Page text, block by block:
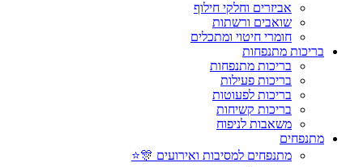
אביזרים וחלקי חילוף
שואבים ורשתות
חומרי חיטוי ומתכלים
בריכות מתנפחות
בריכות מתנפחות
בריכות פעילות
בריכות לפעוטות
בריכות קשיחות
משאבות לניפוח
מתנפחים
מתנפחים למסיבות ואירועים 🎊⭐